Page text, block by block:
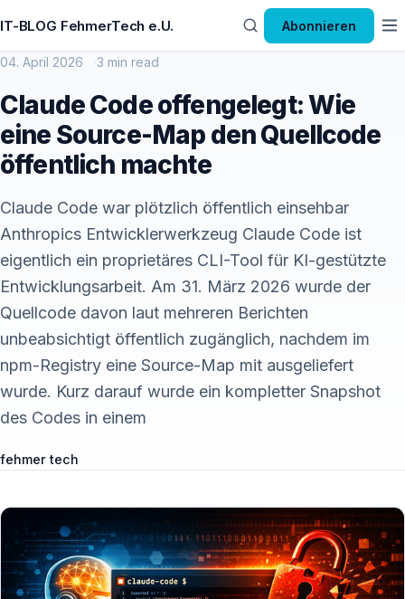
IT-BLOG FehmerTech e.U. Abonnieren
04. April 2026 3 min read
Claude Code offengelegt: Wie
eine Source-Map den Quellcode
öffentlich machte
Claude Code war plötzlich öffentlich einsehbar
Anthropics Entwicklerwerkzeug Claude Code ist
eigentlich ein proprietäres CLI-Tool für KI-gestützte
Entwicklungsarbeit. Am 31. März 2026 wurde der
Quellcode davon laut mehreren Berichten
unbeabsichtigt öffentlich zugänglich, nachdem im
npm-Registry eine Source-Map mit ausgeliefert
wurde. Kurz darauf wurde ein kompletter Snapshot
des Codes in einem
fehmer tech